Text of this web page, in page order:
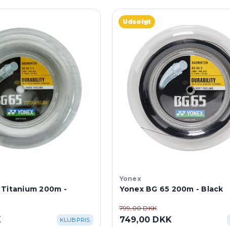
Titanium 200m -
KLUBPRIS
Udsolgt
Yonex
Yonex BG 65 200m - Black
799,00 DKK
749,00 DKK